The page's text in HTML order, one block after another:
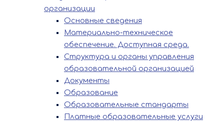
организации
Основные сведения
Материально-техническое
обеспечение. Доступная среда.
Структура и органы управления
образовательной организацией
Документы
Образование
Образовательные стандарты
Платные образовательные услуги